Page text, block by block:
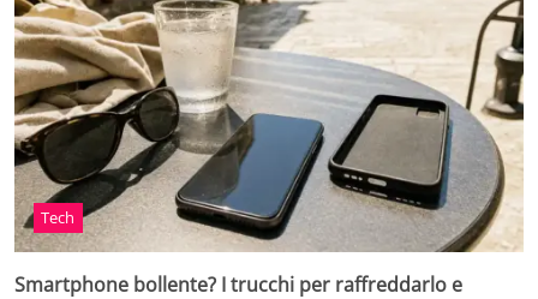
Tech
Smartphone bollente? I trucchi per raffreddarlo e